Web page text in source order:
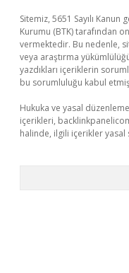
Sitemiz, 5651 Sayılı
Kurumu (BTK) tarafından
vermektedir. Bu nedenle,
veya araştırma
yazdıkları içeriklerin
bu sorumluluğu kabul etmiş
Hukuka ve yasal
içerikleri,
halinde, ilgili içerikler yasal